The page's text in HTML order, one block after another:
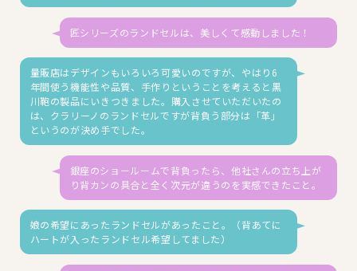
匠シリーズのランドセルは、美しくて感動しました！
量販店はデザインもいろいろ可愛いのですが、やはり6
年間使う機能性や品質、手作りということを考えると黒
川鞄の製品にいきつきました。購入させていただいたの
は、クラリーノのランドセルですが背負う部分は「革」
というのが決め手でした。
銀座のショールームで背負ったら、他社さんの立ち上が
り背カンの具合と全く次元が違うのを実感できたこと。
娘の希望にあったランドセルがあったこと。（背あてに
ハートが入ったランドセル希望してました）